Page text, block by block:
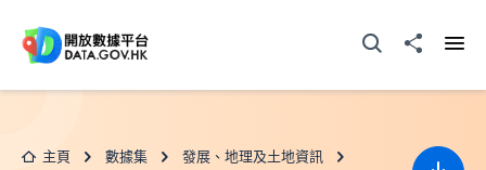
打開搜尋器分享至
主頁 數據集 發展、地理及土地資訊